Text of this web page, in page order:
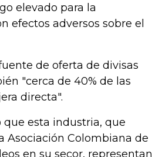
elevado para la
efectos adversos sobre el
de oferta de divisas
"cerca de 40% de las
directa".
esta industria, que
Asociación Colombiana de
en su secor, representan